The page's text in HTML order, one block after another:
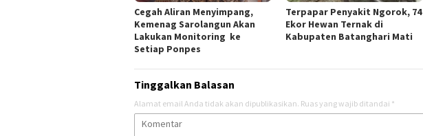
Cegah Aliran Menyimpang,
Kemenag Sarolangun Akan
Lakukan Monitoring ke
Setiap Ponpes
Terpapar Penyakit Ngorok, 74
Ekor Hewan Ternak di
Kabupaten Batanghari Mati
Tinggalkan Balasan
Alamat email Anda tidak akan dipublikasikan. Ruas yang wajib ditandai *